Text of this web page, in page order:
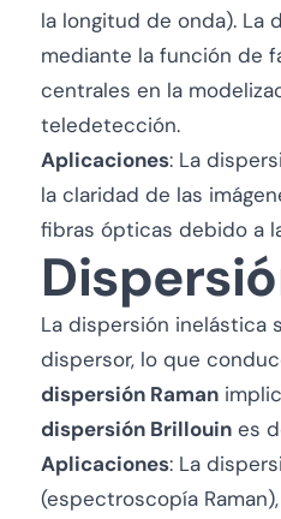
la longitud de onda). La
mediante la función de
centrales en la
teledetección.
Aplicaciones: La
la claridad de las
fibras ópticas debido a
La dispersión inelástica
dispersor, lo que
dispersión Raman
dispersión Brillouin es
Aplicaciones: La
(espectroscopía